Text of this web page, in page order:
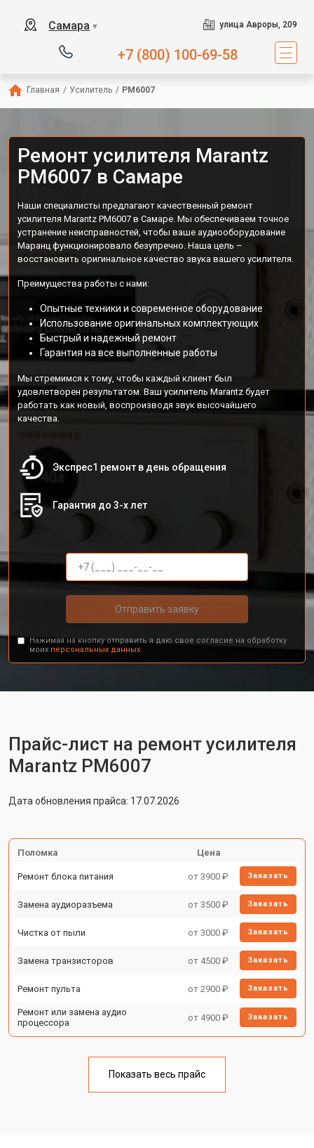
Самара ▼ улица Авроры, 209
+7 (800) 100-69-58
Главная / Усилитель / PM6007
Ремонт усилителя Marantz
PM6007 в Самаре
Наши специалисты предлагают качественный ремонт
усилителя Marantz PM6007 в Самаре. Мы обеспечиваем точное
устранение неисправностей, чтобы ваше аудиооборудование
Маранц функционировало безупречно. Наша цель –
восстановить оригинальное качество звука вашего усилителя.
Преимущества работы с нами:
Опытные техники и современное оборудование
Использование оригинальных комплектующих
Быстрый и надежный ремонт
Гарантия на все выполненные работы
Мы стремимся к тому, чтобы каждый клиент был
удовлетворен результатом. Ваш усилитель Marantz будет
работать как новый, воспроизводя звук высочайшего
качества.
Экспрес1 ремонт в день обращения
Гарантия до 3-х лет
Отправить заявку
Нажимая на кнопку отправить я даю свое согласие на обработку
моих персональных данных.
Прайс-лист на ремонт усилителя
Marantz PM6007
Дата обновления прайса: 17.07.2026
Поломка Цена
Ремонт блока питания от 3900 ₽ Заказать
Замена аудиоразъема от 3500 ₽ Заказать
Чистка от пыли от 3000 ₽ Заказать
Замена транзисторов от 4500 ₽ Заказать
Ремонт пульта от 2900 ₽ Заказать
Ремонт или замена аудио
процессора
от 4900 ₽ Заказать
Показать весь прайс